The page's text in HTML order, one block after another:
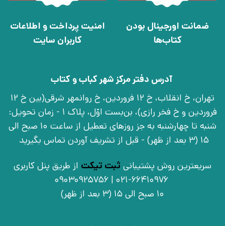
ضمانت اورجینال بودن
کتاب‌ها
امنیت پرداخت و اطلاعات
کاربران سایت
آدرس دفتر مرکز شهر کباب و کتاب
تهران، خ انقلاب، خ 12 فروردین، خ روانمهر شرقی(بین خ 12
فروردین و خ فخر رازی)، بن‌بست اوّل، پلاک 1 - زمان تحویل:
شنبه تا چهارشنبه به جز روزهای تعطیل از ساعت 10 صبح الی
15 (3 بعد از ظهر) - قبل از تشریف آوردن تماس بگیرید
سریعترین روش پشتیبانی ثبت تیکت از طریق پنل کاربری
021-66410976 | 09030925756
10 صبح الی 15 (3 بعد از ظهر)